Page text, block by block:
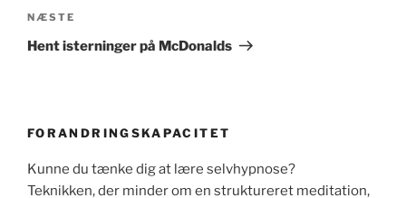
Næste
indlæg
NÆSTE
Hent isterninger på McDonalds
FORANDRINGSKAPACITET
Kunne du tænke dig at lære selvhypnose?
Teknikken, der minder om en struktureret meditation,